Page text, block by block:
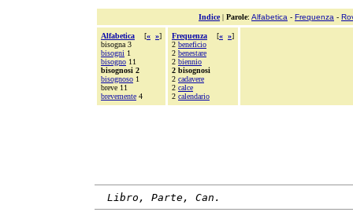
Indice| Parole: Alfabetica - Frequenza -
Alfabetica [« »]
bisogna 3
bisogni 1
bisogno 11
bisognosi 2
bisognoso 1
breve 11
brevemente 4
Frequenza [« »]
2 beneficio
2 benestare
2 biennio
2 bisognosi
2 cadavere
2 calce
2 calendario
Libro, Parte, Can.